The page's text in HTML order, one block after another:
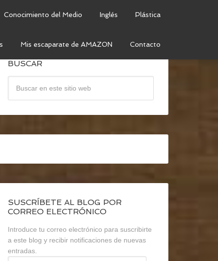
Conocimiento del Medio Inglés Plástica
Mis escaparate de AMAZON Contacto
BUSCAR
SUSCRÍBETE AL BLOG POR
CORREO ELECTRÓNICO
Introduce tu correo electrónico para suscribirte
a este blog y recibir notificaciones de nuevas
entradas.